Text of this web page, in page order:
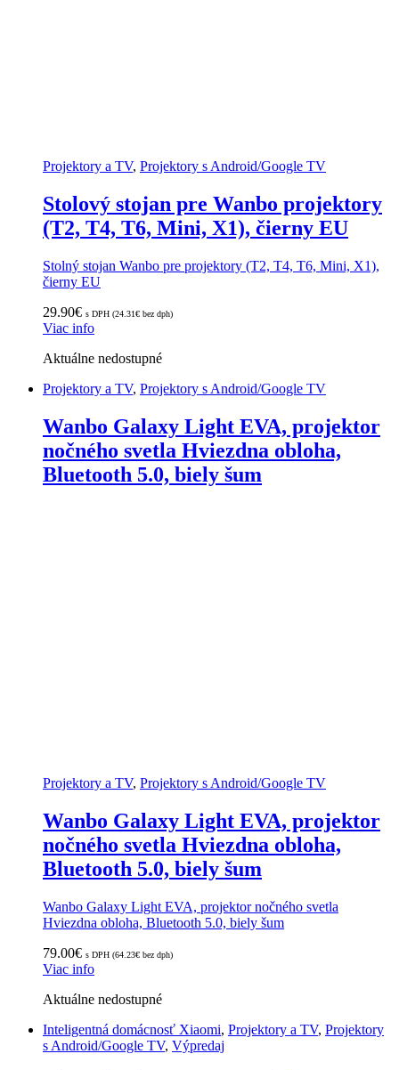
Projektory a TV, Projektory s Android/Google TV
Stolový stojan pre Wanbo projektory
(T2, T4, T6, Mini, X1), čierny EU
Stolný stojan Wanbo pre projektory (T2, T4, T6, Mini, X1),
čierny EU
29.90€ s DPH (24.31€ bez dph)
Viac info
Aktuálne nedostupné
Projektory a TV, Projektory s Android/Google TV
Wanbo Galaxy Light EVA, projektor
nočného svetla Hviezdna obloha,
Bluetooth 5.0, biely šum
Projektory a TV, Projektory s Android/Google TV
Wanbo Galaxy Light EVA, projektor
nočného svetla Hviezdna obloha,
Bluetooth 5.0, biely šum
Wanbo Galaxy Light EVA, projektor nočného svetla
Hviezdna obloha, Bluetooth 5.0, biely šum
79.00€ s DPH (64.23€ bez dph)
Viac info
Aktuálne nedostupné
Inteligentná domácnosť Xiaomi, Projektory a TV, Projektory
s Android/Google TV, Výpredaj